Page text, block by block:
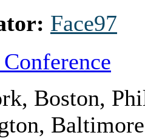
Face97
Boston,